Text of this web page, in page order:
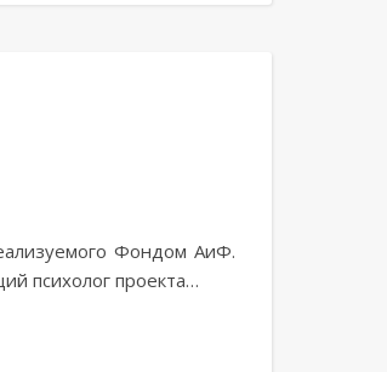
Фондом АиФ.
психолог проекта…